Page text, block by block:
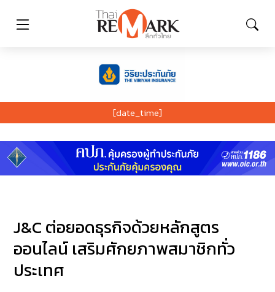
[date_time]
J&C ต่อยอดธุรกิจด้วยหลักสูตร
ออนไลน์ เสริมศักยภาพสมาชิกทั่ว
ประเทศ